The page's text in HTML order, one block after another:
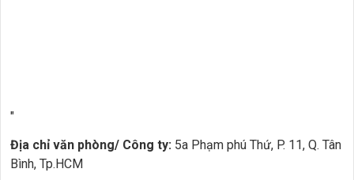
"
Địa chỉ văn phòng/ Công ty: 5a Phạm phú Thứ, P. 11, Q. Tân
Bình, Tp.HCM